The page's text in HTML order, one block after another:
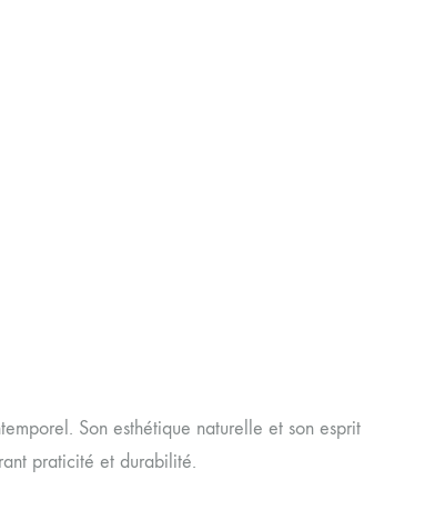
Son esthétique naturelle et son esprit
praticité et durabilité.